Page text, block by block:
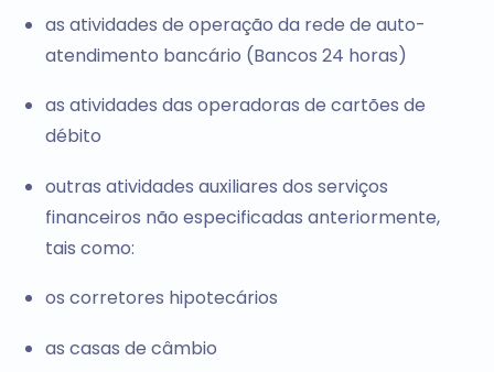
as atividades de operação da rede de auto-
atendimento bancário (Bancos 24 horas)
as atividades das operadoras de cartões de
débito
outras atividades auxiliares dos serviços
financeiros não especificadas anteriormente,
tais como:
os corretores hipotecários
as casas de câmbio